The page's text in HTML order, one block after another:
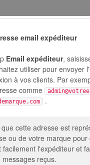
email expéditeur
Email expéditeur,
utiliser pour envoyer
à vos clients. Par
comme
.
cette adresse est
ou de votre marque pour
facilement l'expéditeur et
reçus.